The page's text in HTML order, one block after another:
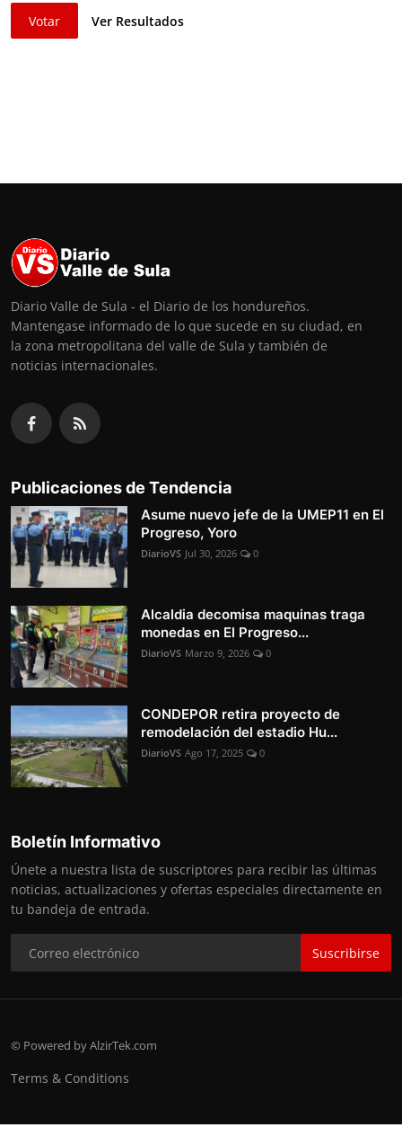
Votar Ver Resultados
Diario Valle de Sula - el Diario de los hondureños.
Mantengase informado de lo que sucede en su ciudad, en
la zona metropolitana del valle de Sula y también de
noticias internacionales.
Publicaciones de Tendencia
Asume nuevo jefe de la UMEP11 en El
Progreso, Yoro
DiarioVS Jul 30, 2026 0
Alcaldia decomisa maquinas traga
monedas en El Progreso...
DiarioVS Marzo 9, 2026 0
CONDEPOR retira proyecto de
remodelación del estadio Hu...
DiarioVS Ago 17, 2025 0
Boletín Informativo
Únete a nuestra lista de suscriptores para recibir las últimas
noticias, actualizaciones y ofertas especiales directamente en
tu bandeja de entrada.
Suscribirse
© Powered by AlzirTek.com
Terms & Conditions